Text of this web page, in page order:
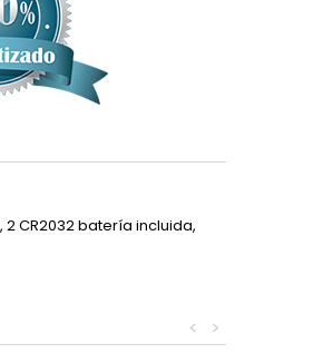
CR2032 batería incluida,
>
<